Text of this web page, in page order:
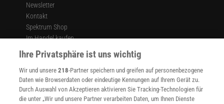
Newsletter
Kontakt
Spektrum Shop
Im Handel kaufen
Presse
Verträge kündigen
Widerruf
INFO
Mediadaten
Ihre Privatsphäre ist uns wichtig
Wir und unsere218-Partner speichern und greifen auf personenbezogene
Daten wie Browserdaten oder eindeutige Kennungen auf Ihrem Gerät zu.
Durch Auswahl von Akzeptieren aktivieren Sie Tracking-Technologien für
die unter „Wir und unsere Partner verarbeiten Daten, um Ihnen Dienste